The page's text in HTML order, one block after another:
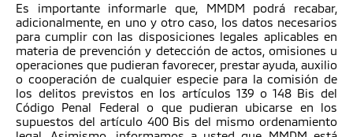
Es importante informarle que, MMDM podrá recabar,
adicionalmente, en uno y otro caso, los datos necesarios
para cumplir con las disposiciones legales aplicables en
materia de prevención y detección de actos, omisiones u
operaciones que pudieran favorecer, prestar ayuda, auxilio
o cooperación de cualquier especie para la comisión de
los delitos previstos en los artículos 139 o 148 Bis del
Código Penal Federal o que pudieran ubicarse en los
supuestos del artículo 400 Bis del mismo ordenamiento